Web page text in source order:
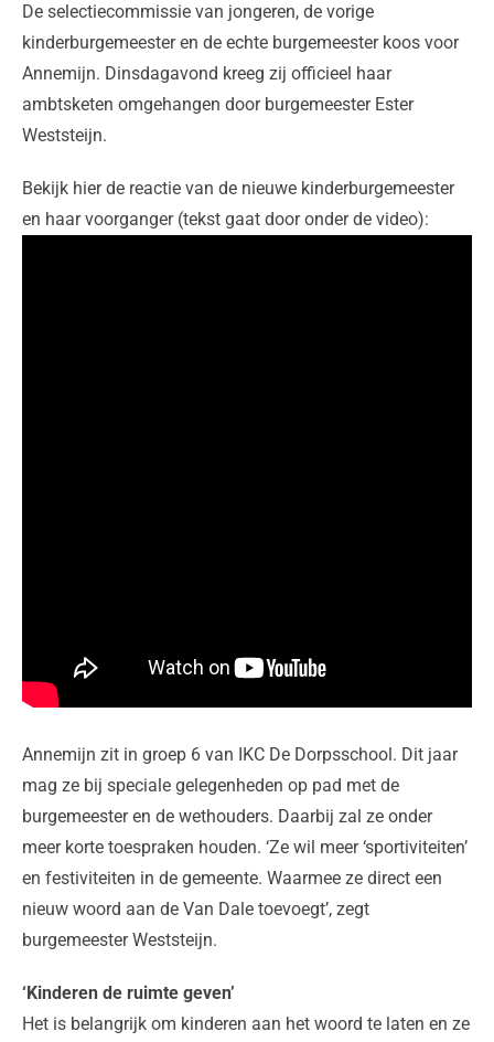
De selectiecommissie van jongeren, de vorige
kinderburgemeester en de echte burgemeester koos voor
Annemijn. Dinsdagavond kreeg zij officieel haar
ambtsketen omgehangen door burgemeester Ester
Weststeijn.
Bekijk hier de reactie van de nieuwe kinderburgemeester
en haar voorganger (tekst gaat door onder de video):
Annemijn zit in groep 6 van IKC De Dorpsschool. Dit jaar
mag ze bij speciale gelegenheden op pad met de
burgemeester en de wethouders. Daarbij zal ze onder
meer korte toespraken houden. ‘Ze wil meer ‘sportiviteiten’
en festiviteiten in de gemeente. Waarmee ze direct een
nieuw woord aan de Van Dale toevoegt’, zegt
burgemeester Weststeijn.
‘Kinderen de ruimte geven’
Het is belangrijk om kinderen aan het woord te laten en ze